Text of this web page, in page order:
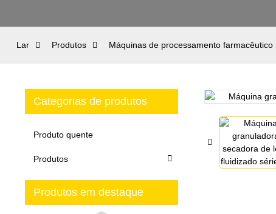
Lar Produtos Máquinas de processamento farmacêutico
Categorias de produtos
Produto quente
Produtos
Produtos em destaque